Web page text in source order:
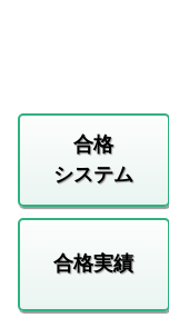
合格
システム
合格実績